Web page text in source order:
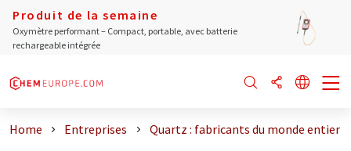
Produit de la semaine
Oxymètre performant – Compact, portable, avec batterie
rechargeable intégrée
Home Entreprises Quartz : fabricants du monde entier